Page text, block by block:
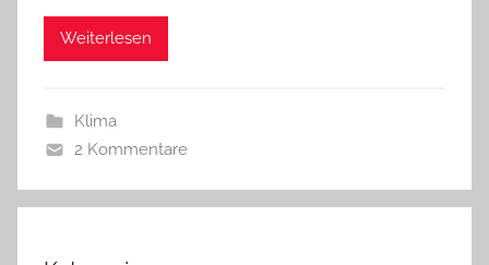
Weiterlesen
Klima
2 Kommentare